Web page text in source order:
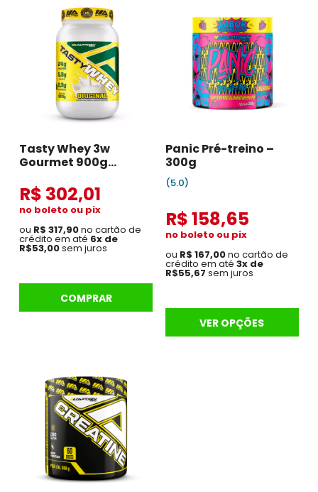
Tasty Whey 3w
Gourmet 900g
R$ 302,01
no boleto ou pix
ou R$ 317,90no cartão de
crédito em até 6x de
R$53,00sem juros
COMPRAR
Panic Pré-treino –
300g
(5.0)
R$ 158,65
no boleto ou pix
ou R$ 167,00no cartão de
crédito em até3x de
R$55,67 sem juros
VER OPÇÕES